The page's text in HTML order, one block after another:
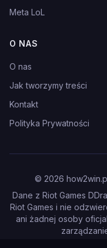
Meta LoL
O NAS
O nas
Jak tworzymy treści
Kontakt
Polityka Prywatności
© 2026
Dane z Riot Games
Riot Games i nie
ani żadnej osoby